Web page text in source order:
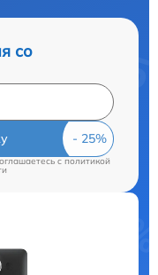
со
cполитикой